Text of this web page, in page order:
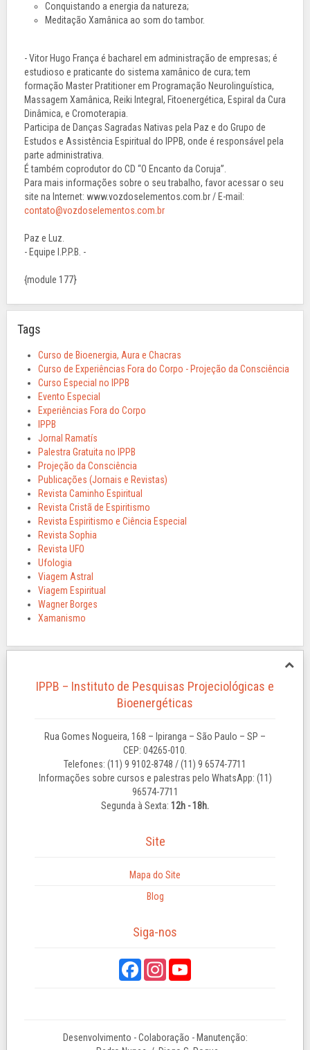
Conquistando a energia da natureza;
Meditação Xamânica ao som do tambor.
- Vitor Hugo França é bacharel em administração de empresas; é
estudioso e praticante do sistema xamânico de cura; tem
formação Master Pratitioner em Programação Neurolinguística,
Massagem Xamânica, Reiki Integral, Fitoenergética, Espiral da Cura
Dinâmica, e Cromoterapia.
Participa de Danças Sagradas Nativas pela Paz e do Grupo de
Estudos e Assistência Espiritual do IPPB, onde é responsável pela
parte administrativa.
É também coprodutor do CD “O Encanto da Coruja”.
Para mais informações sobre o seu trabalho, favor acessar o seu
site na Internet: www.vozdoselementos.com.br / E-mail:
contato@vozdoselementos.com.br
Paz e Luz.
- Equipe I.P.P.B. -
{module 177}
Tags
Curso de Bioenergia, Aura e Chacras
Curso de Experiências Fora do Corpo - Projeção da Consciência
Curso Especial no IPPB
Evento Especial
Experiências Fora do Corpo
IPPB
Jornal Ramatís
Palestra Gratuita no IPPB
Projeção da Consciência
Publicações (Jornais e Revistas)
Revista Caminho Espiritual
Revista Cristã de Espiritismo
Revista Espiritismo e Ciência Especial
Revista Sophia
Revista UFO
Ufologia
Viagem Astral
Viagem Espiritual
Wagner Borges
Xamanismo
IPPB – Instituto de Pesquisas Projeciológicas e
Bioenergéticas
Rua Gomes Nogueira, 168 – Ipiranga – São Paulo – SP –
CEP: 04265-010.
Telefones: (11) 9 9102-8748 / (11) 9 6574-7711
Informações sobre cursos e palestras pelo WhatsApp: (11)
96574-7711
Segunda à Sexta: 12h - 18h.
Site
Mapa do Site
Blog
Siga-nos
Desenvolvimento - Colaboração - Manutenção: